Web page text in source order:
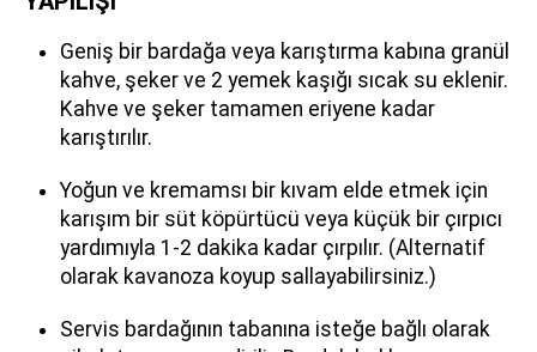
Geniş bir bardağa veya karıştırma kabına granül
kahve, şeker ve 2 yemek kaşığı sıcak su eklenir.
Kahve ve şeker tamamen eriyene kadar
karıştırılır.
Yoğun ve kremamsı bir kıvam elde etmek için
karışım bir süt köpürtücü veya küçük bir çırpıcı
yardımıyla 1-2 dakika kadar çırpılır. (Alternatif
olarak kavanoza koyup sallayabilirsiniz.)
Servis bardağının tabanına isteğe bağlı olarak